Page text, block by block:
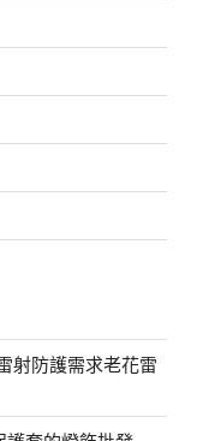
射防護需求老花雷